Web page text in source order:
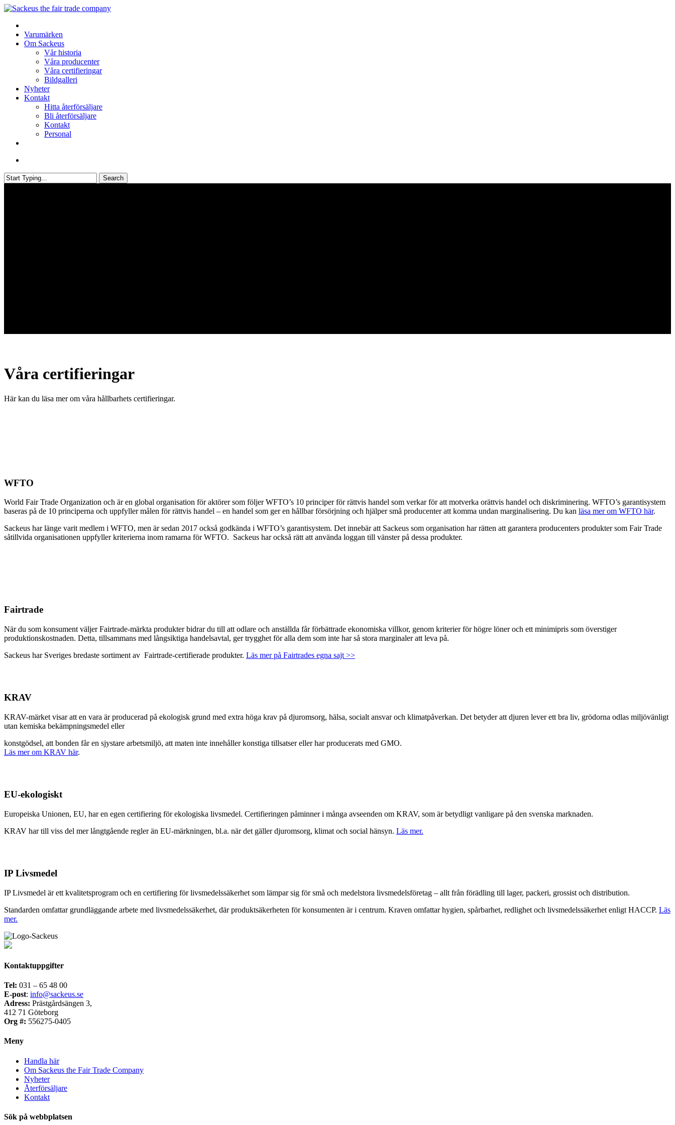
Skip
main
content
search
Menu
Varumärken
Om Sackeus
Vår historia
Våra producenter
Våra certifieringar
Bildgalleri
Nyheter
Kontakt
Hitta återförsäljare
Bli återförsäljare
Kontakt
Personal
Search
Våra certifieringar
Här kan du läsa mer om våra hållbarhets certifieringar.
WFTO
World Fair Trade Organization och är en global organisation för aktörer som följer WFTO’s 10 principer för rättvis handel som verkar för att motverka orättvis handel och diskriminering. WFTO’s garantisystem
baseras på de 10 principerna och uppfyller målen för rättvis handel – en handel som ger en hållbar försörjning och hjälper små producenter att komma undan marginalisering. Du kan läsa mer om WFTO här.
Sackeus har länge varit medlem i WFTO, men är sedan 2017 också godkända i WFTO’s garantisystem. Det innebär att Sackeus som organisation har rätten att garantera producenters produkter som Fair Trade
såtillvida organisationen uppfyller kriterierna inom ramarna för WFTO. Sackeus har också rätt att använda loggan till vänster på dessa produkter.
Fairtrade
När du som konsument väljer Fairtrade-märkta produkter bidrar du till att odlare och anställda får förbättrade ekonomiska villkor, genom kriterier för högre löner och ett minimipris som överstiger
produktionskostnaden. Detta, tillsammans med långsiktiga handelsavtal, ger trygghet för alla dem som inte har så stora marginaler att leva på.
Sackeus har Sveriges bredaste sortiment av Fairtrade-certifierade produkter. Läs mer på Fairtrades egna sajt >>
KRAV
KRAV-märket visar att en vara är producerad på ekologisk grund med extra höga krav på djuromsorg, hälsa, socialt ansvar och klimatpåverkan. Det betyder att djuren lever ett bra liv, grödorna odlas miljövänligt
utan kemiska bekämpningsmedel eller
konstgödsel, att bonden får en sjystare arbetsmiljö, att maten inte innehåller konstiga tillsatser eller har producerats med GMO.
Läs mer om KRAV här.
EU-ekologiskt
Europeiska Unionen, EU, har en egen certifiering för ekologiska livsmedel. Certifieringen påminner i många avseenden om KRAV, som är betydligt vanligare på den svenska marknaden.
KRAV har till viss del mer långtgående regler än EU-märkningen, bl.a. när det gäller djuromsorg, klimat och social hänsyn. Läs mer.
IP Livsmedel
IP Livsmedel är ett kvalitetsprogram och en certifiering för livsmedelssäkerhet som lämpar sig för små och medelstora livsmedelsföretag – allt från förädling till lager, packeri, grossist och distribution.
Standarden omfattar grundläggande arbete med livsmedelssäkerhet, där produktsäkerheten för konsumenten är i centrum. Kraven omfattar hygien, spårbarhet, redlighet och livsmedelssäkerhet enligt HACCP. Läs
mer.
Kontaktuppgifter
Tel: 031 – 65 48 00
E-post: info@sackeus.se
Adress: Prästgårdsängen 3,
412 71 Göteborg
Org #: 556275-0405
Meny
Handla här
Om Sackeus the Fair Trade Company
Nyheter
Återförsäljare
Kontakt
Sök på webbplatsen